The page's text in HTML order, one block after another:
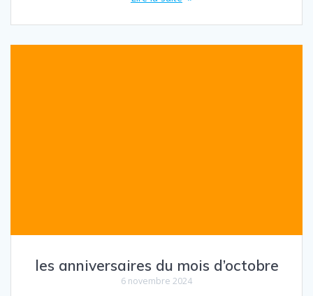
les anniversaires du mois d’octobre
6 novembre 2024